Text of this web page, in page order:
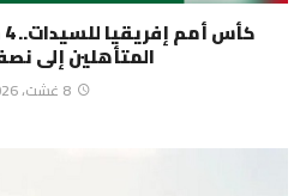
المتأهلين إلى
8 غشت، 2026